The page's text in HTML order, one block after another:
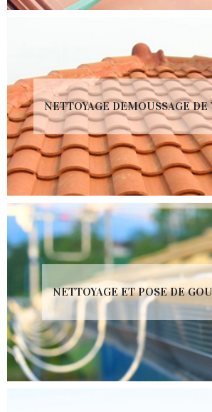
NETTOYAGE DEMOUSSAGE
NETTOYAGE ET POSE DE